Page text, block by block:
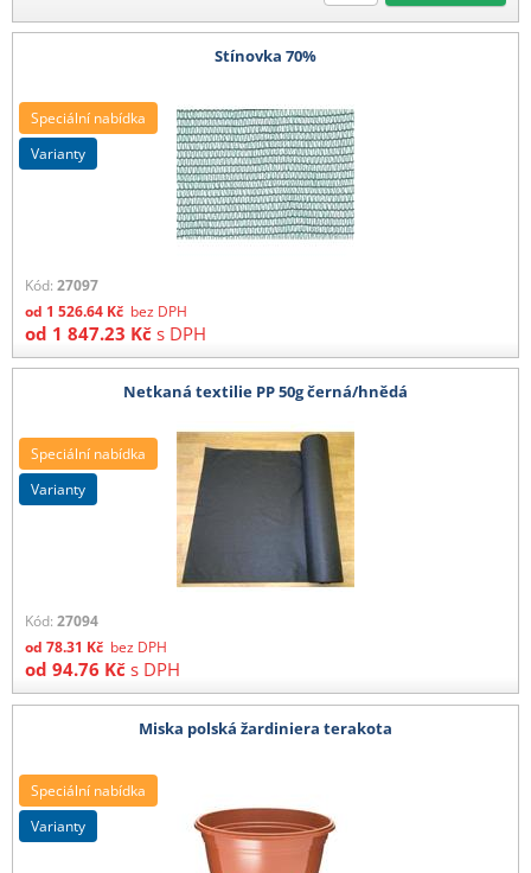
Stínovka 70%
Kód: 27097
od 1 526.64 Kč bez DPH
od 1 847.23 Kč s DPH
Speciální nabídka
varianty
Netkaná textilie PP 50g černá/hnědá
Kód: 27094
od 78.31 Kč bez DPH
od 94.76 Kč s DPH
Speciální nabídka
varianty
Miska polská žardiniera terakota
Speciální nabídka
varianty